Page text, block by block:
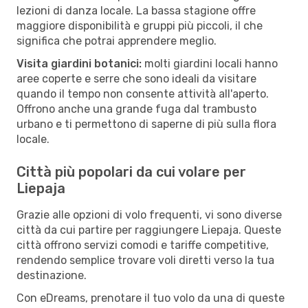
lezioni di danza locale. La bassa stagione offre
maggiore disponibilità e gruppi più piccoli, il che
significa che potrai apprendere meglio.
Visita giardini botanici: molti giardini locali hanno
aree coperte e serre che sono ideali da visitare
quando il tempo non consente attività all'aperto.
Offrono anche una grande fuga dal trambusto
urbano e ti permettono di saperne di più sulla flora
locale.
Città più popolari da cui volare per
Liepaja
Grazie alle opzioni di volo frequenti, vi sono diverse
città da cui partire per raggiungere Liepaja. Queste
città offrono servizi comodi e tariffe competitive,
rendendo semplice trovare voli diretti verso la tua
destinazione.
Con eDreams, prenotare il tuo volo da una di queste